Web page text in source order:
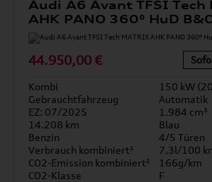
Audi A6 Avant TFSI Tech
AHK PANO 360° HuD
44.950,00 €
Kombi
150 kW
Gebrauchtfahrzeug
Automatik
EZ: 07/2025
1.984 cm³
14.208 km
Blau
Benzin
4/5 Türen
Verbrauch kombiniert¹
7.3l/100
CO2-Emission kombiniert¹
166g/km
CO2-Klasse
F